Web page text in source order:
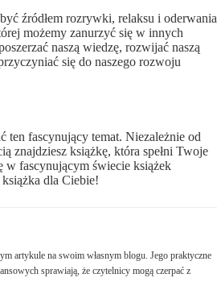
źródłem rozrywki, relaksu i oderwania
możemy zanurzyć się w innych
naszą wiedzę, rozwijać naszą
się do naszego rozwoju
ten fascynujący temat. Niezależnie od
znajdziesz książkę, która spełni Twoje
fascynującym świecie książek
dla Ciebie!
artykule na swoim własnym blogu. Jego praktyczne
sprawiają, że czytelnicy mogą czerpać z